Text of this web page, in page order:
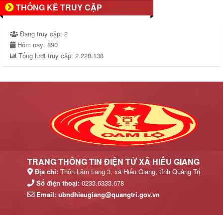
THỐNG KÊ TRUY CẬP
Đang truy cập: 2
Hôm nay: 890
Tổng lượt truy cập: 2.228.138
TRANG THÔNG TIN ĐIỆN TỬ XÃ HIẾU GIANG
Địa chỉ: Thôn Lâm Lang 3, xã Hiếu Giang, tỉnh Quảng Trị
Số điện thoại: 0233.6333.678
Email: ubndhieugiang@quangtri.gov.vn